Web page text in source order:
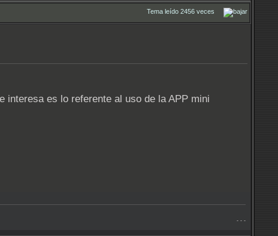
Tema leído 2456 veces
interesa es lo referente al uso de la APP mini
- - -